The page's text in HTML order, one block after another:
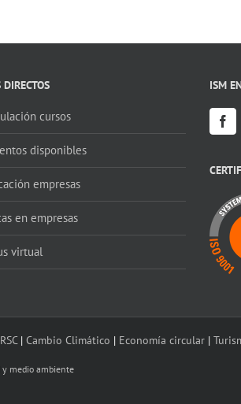
DIRECTOS
cursos
disponibles
empresas
en empresas
virtual
ISM
RSC| Cambio Climático | Economía circular|
medio ambiente